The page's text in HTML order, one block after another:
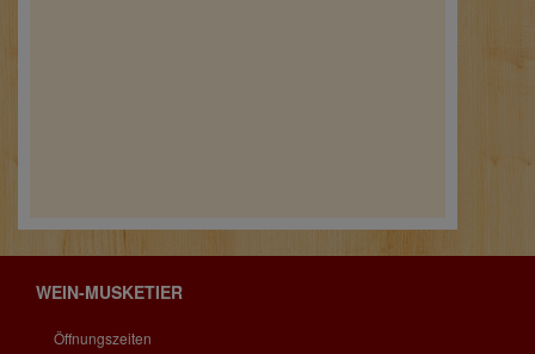
WEIN-MUSKETIER
Öffnungszeiten